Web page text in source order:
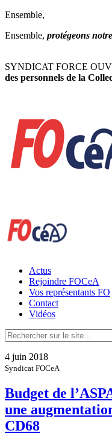
Ensemble,
Ensemble, protégeons
SYNDICAT FORCE
des personnels de la
Actus
Rejoindre FOCeA
Vos représentants FO
Contact
Vidéos
4 juin 2018
Syndicat FOCeA
Budget de
une
CD68